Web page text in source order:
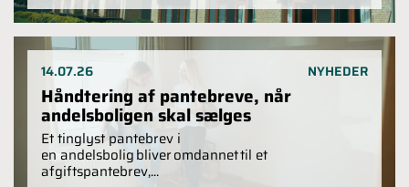
14.07.26 NYHEDER
Håndtering af pantebreve, når
andelsboligen skal sælges
Et tinglyst pantebrev i
en andelsbolig bliver omdannet til et
afgiftspantebrev,...